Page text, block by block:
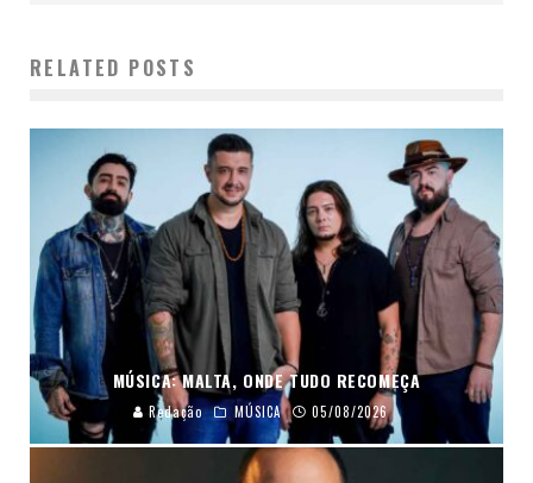
RELATED POSTS
MÚSICA: MALTA, ONDE TUDO RECOMEÇA
Redação MÚSICA 05/08/2026